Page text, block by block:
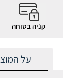
קניה בטוחה
על